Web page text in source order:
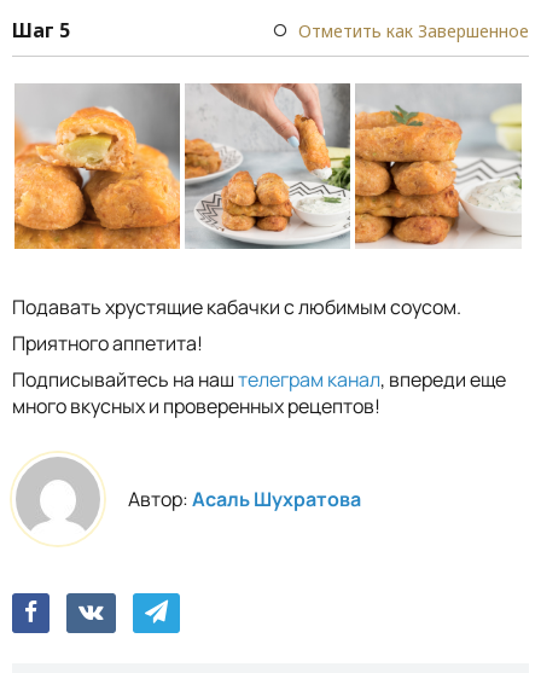
Шаг 5 Отметить как Завершенное
Подавать хрустящие кабачки с любимым соусом.
Приятного аппетита!
Подписывайтесь на наштелеграм канал, впереди еще
много вкусных и проверенных рецептов!
Автор:Асаль Шухратова